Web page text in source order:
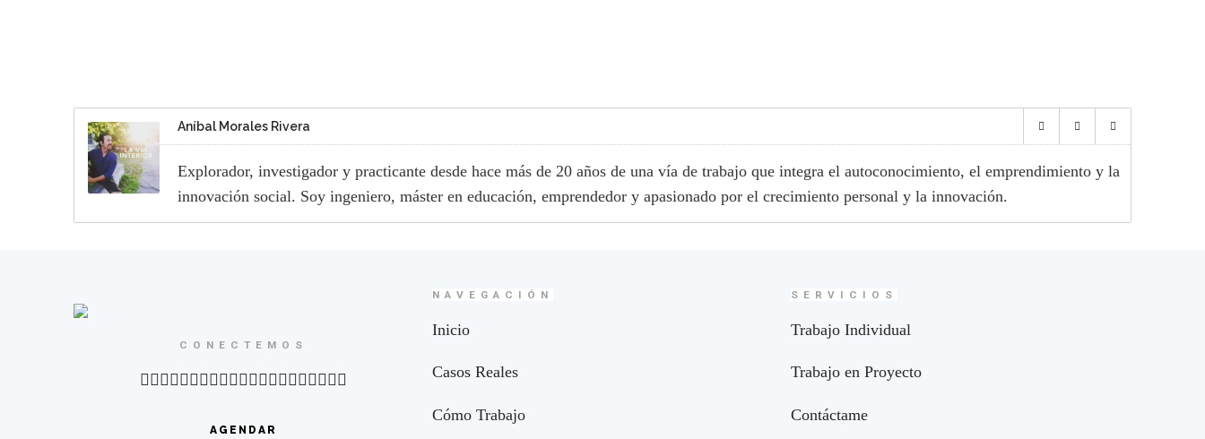
Aníbal Morales Rivera
Explorador, investigador y practicante desde hace más de 20 años de una vía de trabajo que integra el autoconocimiento, el emprendimiento y la
innovación social. Soy ingeniero, máster en educación, emprendedor y apasionado por el crecimiento personal y la innovación.
CONECTEMOS
AGENDAR
NAVEGACIÓN
Inicio
Casos Reales
Cómo Trabajo
SERVICIOS
Trabajo Individual
Trabajo en Proyecto
Contáctame